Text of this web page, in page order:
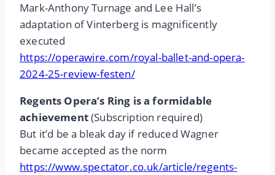
Mark-Anthony Turnage and Lee Hall’s
adaptation of Vinterberg is magnificently
executed
https://operawire.com/royal-ballet-and-opera-
2024-25-review-festen/
Regents Opera’s Ring is a formidable
achievement(Subscription required)
But it’d be a bleak day if reduced Wagner
became accepted as the norm
https://www.spectator.co.uk/article/regents-